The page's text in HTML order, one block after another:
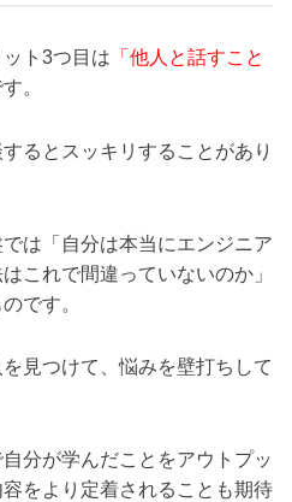
ト3つ目は 「他人と話すこと
。
るとスッキリすることがあり
は「自分は本当にエンジニア
これで間違っていないのか」
です。
見つけて、悩みを壁打ちして
分が学んだことをアウトプッ
をより定着されることも期待